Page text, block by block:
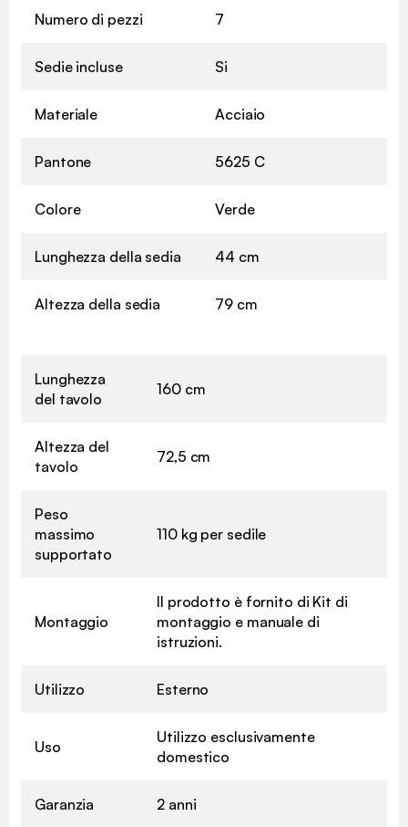
Numero di pezzi 7
Sedie incluse Si
Materiale Acciaio
Pantone 5625 C
Colore Verde
Lunghezza della sedia 44 cm
Altezza della sedia 79 cm
Lunghezza
del tavolo
160 cm
Altezza del
tavolo
72,5 cm
Peso
massimo
supportato
110 kg per sedile
Montaggio
Il prodotto è fornito di Kit di
montaggio e manuale di
istruzioni.
Utilizzo Esterno
Uso
Utilizzo esclusivamente
domestico
Garanzia 2 anni